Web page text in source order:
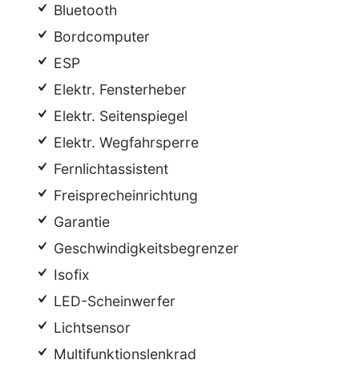
Bluetooth
Bordcomputer
ESP
Elektr. Fensterheber
Elektr. Seitenspiegel
Elektr. Wegfahrsperre
Fernlichtassistent
Freisprecheinrichtung
Garantie
Geschwindigkeitsbegrenzer
Isofix
LED-Scheinwerfer
Lichtsensor
Multifunktionslenkrad